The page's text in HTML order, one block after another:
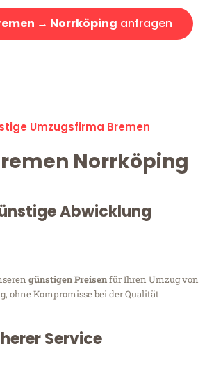
→ Norrköping anfragen
Umzugsfirma Bremen
Norrköping
Abwicklung
günstigen Preisenfür Ihren Umzug von
ohne Kompromisse bei der Qualität
Service